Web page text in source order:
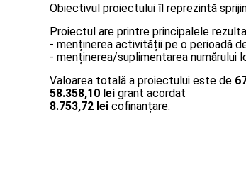
Obiectivul proiectului îl reprezintă
Proiectul are printre principalele
- menținerea activității pe o perioadă
- menținerea/suplimentarea numărului
Valoarea totală a proiectului este de
58.358,10 lei grant acordat
8.753,72 lei cofinanțare.